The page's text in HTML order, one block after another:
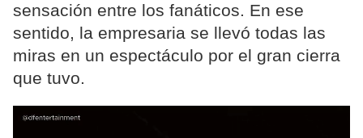
sensación entre los fanáticos. En ese
sentido, la empresaria se llevó todas las
miras en un espectáculo por el gran cierra
que tuvo.